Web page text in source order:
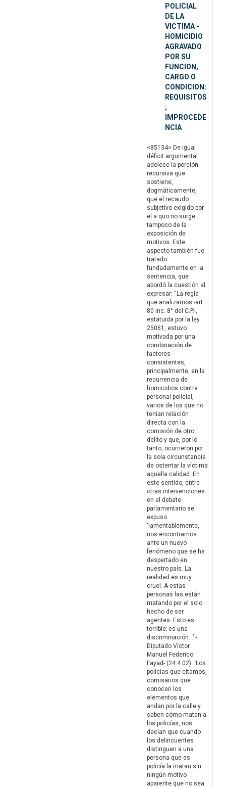
POLICIAL
DE LA
VICTIMA -
HOMICIDIO
AGRAVADO
POR SU
FUNCION,
CARGO O
CONDICION:
REQUISITOS
;
IMPROCEDE
NCIA
<85134> De igual
déficit argumental
adolece la porción
recursiva que
sostiene,
dogmáticamente,
que el recaudo
subjetivo exigido por
el a quo no surge
tampoco de la
exposición de
motivos. Este
aspecto también fue
tratado
fundadamente en la
sentencia, que
abordó la cuestión al
expresar: “La regla
que analizamos -art.
80 inc. 8° del C.P.-,
estatuida por la ley
25061, estuvo
motivada por una
combinación de
factores
consistentes,
principalmente, en la
recurrencia de
homicidios contra
personal policial,
varios de los que no
tenían relación
directa con la
comisión de otro
delito y que, por lo
tanto, ocurrieron por
la sola circunstancia
de ostentar la víctima
aquella calidad. En
este sentido, entre
otras intervenciones
en el debate
parlamentario se
expuso
‘lamentablemente,
nos encontramos
ante un nuevo
fenómeno que se ha
despertado en
nuestro país. La
realidad es muy
cruel. A estas
personas las están
matando por el solo
hecho de ser
agentes. Esto es
terrible; es una
discriminación…’ -
Diputado Víctor
Manuel Federico
Fayad- (24.4.02). ‘Los
policías que citamos,
comisarios que
conocen los
elementos que
andan por la calle y
saben cómo matan a
los policías, nos
decían que cuando
los delincuentes
distinguen a una
persona que es
policía la matan sin
ningún motivo
aparente que no sea